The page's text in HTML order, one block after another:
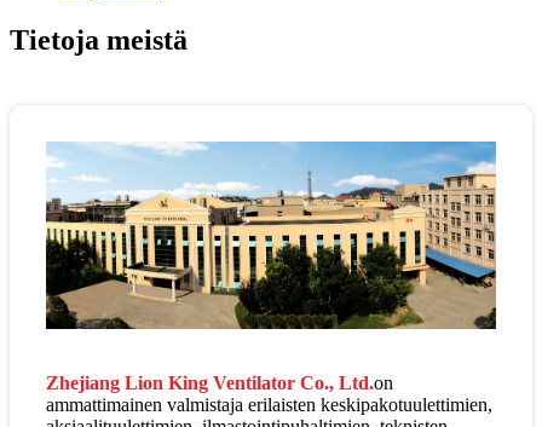
Tietoja meistä
Zhejiang Lion King Ventilator Co., Ltd.on
ammattimainen valmistaja erilaisten keskipakotuulettimien,